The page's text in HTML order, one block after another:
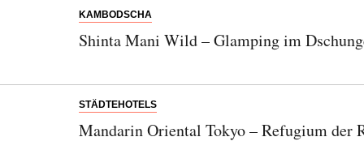
KAMBODSCHA
Shinta Mani Wild – Glamping im
STÄDTEHOTELS
Mandarin Oriental Tokyo – Refugium der